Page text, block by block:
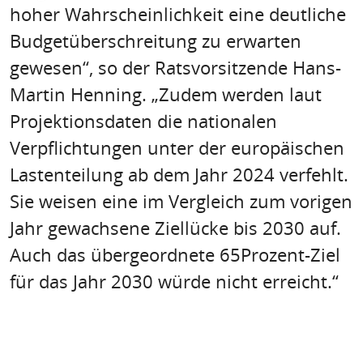
hoher Wahrscheinlichkeit eine deutliche
Budgetüberschreitung zu erwarten
gewesen“, so der Ratsvorsitzende Hans-
Martin Henning. „Zudem werden laut
Projektionsdaten die nationalen
Verpflichtungen unter der europäischen
Lastenteilung ab dem Jahr 2024 verfehlt.
Sie weisen eine im Vergleich zum vorigen
Jahr gewachsene Ziellücke bis 2030 auf.
Auch das übergeordnete 65Prozent-Ziel
für das Jahr 2030 würde nicht erreicht.“